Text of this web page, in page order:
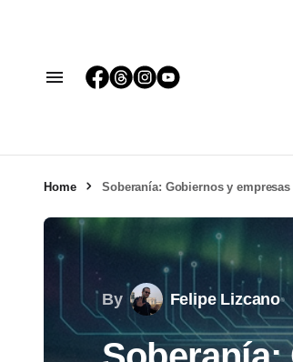
Home Soberanía: Gobiernos y
By Felipe Lizcano